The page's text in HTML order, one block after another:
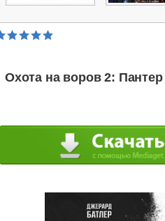
Охота на воров 2: Пантер